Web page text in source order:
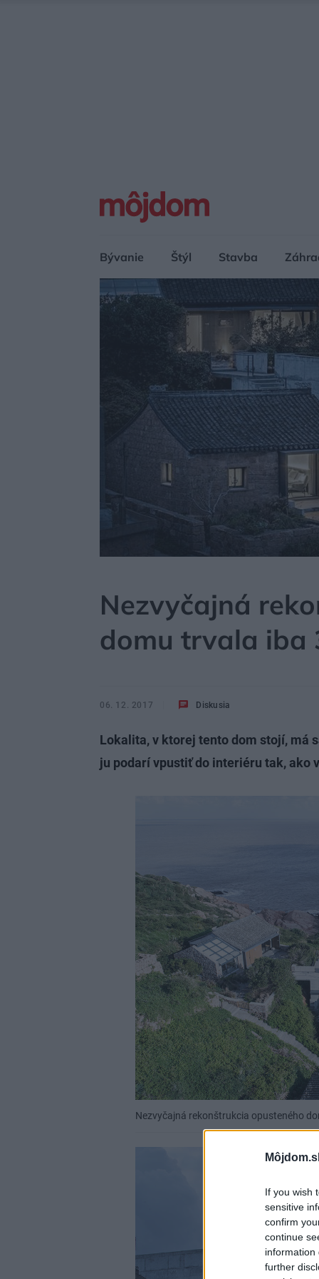
If you wish
sensitive
confirm
continue
information
further
Bývanie Štýl Stavba
Nezvyčajná
domu trvala iba
06. 12. 2017 Diskusia
Lokalita, v ktorej tento dom stojí, má
ju podarí vpustiť do interiéru tak, ako
Nezvyčajná rekonštrukcia opusteného